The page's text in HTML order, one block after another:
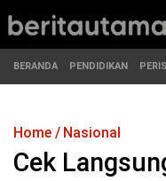
MASUK
BERANDA PENDIDIKAN
Home Nasional
Cek